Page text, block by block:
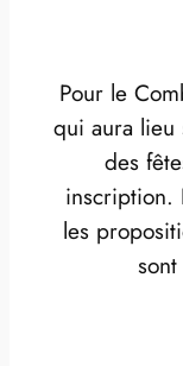
Pour le
qui aura lieu
des
inscription.
les